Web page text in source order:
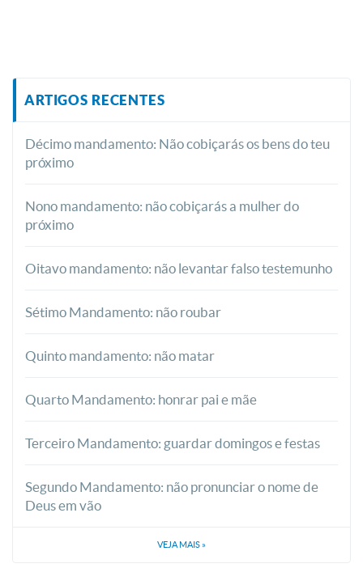
ARTIGOS RECENTES
Décimo mandamento: Não cobiçarás os bens do teu
próximo
Nono mandamento: não cobiçarás a mulher do
próximo
Oitavo mandamento: não levantar falso testemunho
Sétimo Mandamento: não roubar
Quinto mandamento: não matar
Quarto Mandamento: honrar pai e mãe
Terceiro Mandamento: guardar domingos e festas
Segundo Mandamento: não pronunciar o nome de
Deus em vão
VEJA MAIS »